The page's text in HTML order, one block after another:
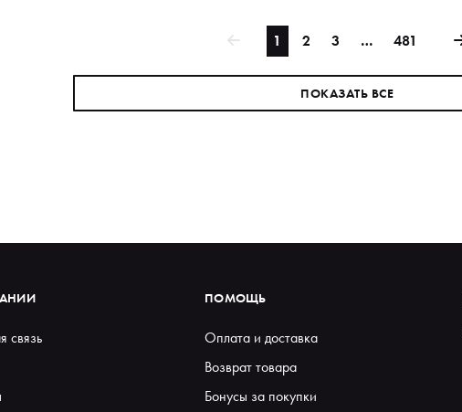
1 2 3 … 481
ПОКАЗАТЬ ВСЕ
связь
ПОМОЩЬ
Оплата и доставка
Возврат товара
Бонусы за покупки